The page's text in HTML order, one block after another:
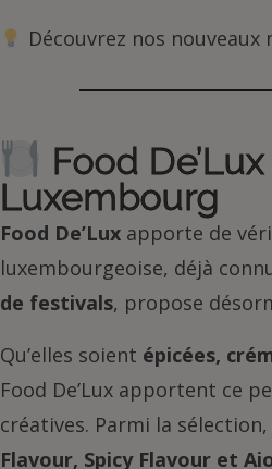
Découvrez nos nouveaux
Food
Luxembourg
Food De’Lux apporte de
luxembourgeoise, déjà
de festivals, propose
Qu’elles soient épicées,
Food De’Lux apportent ce
créatives. Parmi la
Flavour, Spicy Flavour et